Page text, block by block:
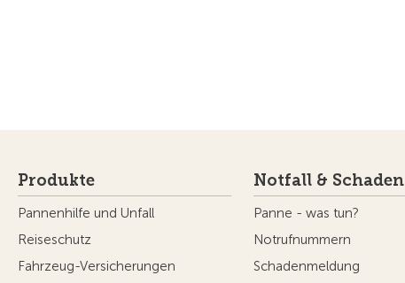
Produkte
Pannenhilfe und Unfall
Reiseschutz
Fahrzeug-Versicherungen
Notfall & Schaden
Panne - was tun?
Notrufnummern
Schadenmeldung